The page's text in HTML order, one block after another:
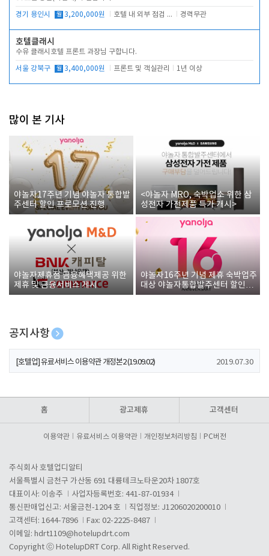
경기 용인시 월 3,200,000원 호텔 내 외부 점검 및 프런트 운영 경력무관
호텔클래시
수유 클래시호텔 프론트 과장님 구합니다.
서울 강북구 월 3,400,000원 프론트 및 객실관리 1년 이상
많이 본 기사
야놀자17주년 기념 야놀자 통합발
주센터 할인 프로모션 진행
<야놀자 MRO, 숙박업소 위한 삼
성전자 가전제품 특가 개시>
야놀자제휴점 금융혜택제공 위한
제휴 및 금융서비스 게시
야놀자16주년 기념 제휴 숙박업주
대상 야놀자통합발주센터 할인쿠
폰 증정
공지사항
[호텔업] 개인정보 처리방침 개정본1 (19.09.02)
[호텔업] 유료서비스 이용약관 개정본2 (19.09.02) 2019.07.30
홈 광고제휴 고객센터
이용약관 유료서비스 이용약관 개인정보처리방침 PC버전
주식회사 호텔업디알티
서울특별시 금천구 가산동 691 대륭테크노타운20차 1807호
대표이사: 이송주
사업자등록번호: 441-87-01934
통신판매업신고: 서울금천-1204 호
직업정보: J1206020200010
고객센터: 1644-7896
Fax: 02-2225-8487
이메일: hdrt1109@hotelupdrt.com
Copyright ⓒ HotelupDRT Corp. All Right Reserved.